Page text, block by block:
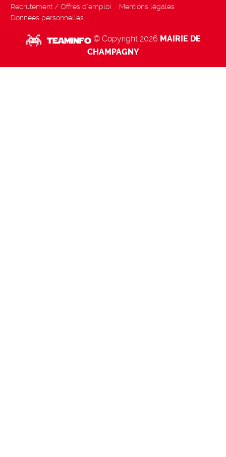
Recrutement / Offres d'emploi
Mentions légales
Données personnelles
© Copyright 2026 MAIRIE DE
CHAMPAGNY